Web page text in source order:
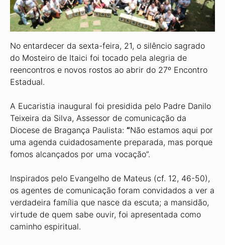
No entardecer da sexta-feira, 21, o silêncio sagrado
do Mosteiro de Itaici foi tocado pela alegria de
reencontros e novos rostos ao abrir do 27º Encontro
Estadual.
A Eucaristia inaugural foi presidida pelo Padre Danilo
Teixeira da Silva, Assessor de comunicação da
Diocese de Bragança Paulista: “Não estamos aqui por
uma agenda cuidadosamente preparada, mas porque
fomos alcançados por uma vocação”.
Inspirados pelo Evangelho de Mateus (cf. 12, 46-50),
os agentes de comunicação foram convidados a ver a
verdadeira família que nasce da escuta; a mansidão,
virtude de quem sabe ouvir, foi apresentada como
caminho espiritual.